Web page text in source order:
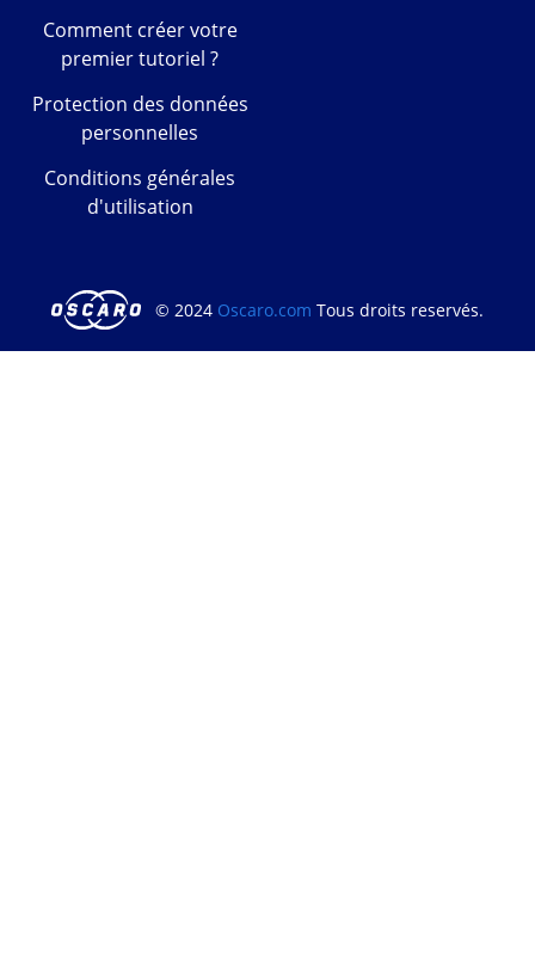
Comment créer votre
premier tutoriel ?
Protection des données
personnelles
Conditions générales
d'utilisation
© 2024 Oscaro.com Tous droits reservés.